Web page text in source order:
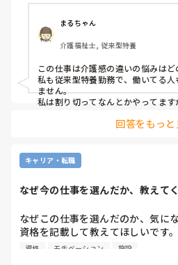
惧してます。夜間はただオムツ交
連れて行けばいい？寝るか寝ない
ので人員が少ないため入らせてい
であれば夜勤も外すが管理者がオ
出勤日は誰かがどうにかなってい
出勤するのが苦痛になります
まるちゃん
介護福祉士, 従来型特養
この仕事は介護感の違いの悩みはど
私も従来型特養勤務で、働いてる
ません。
私は割り切ってなんとかやってま
回答をもっと
キャリア・転職
なぜ今の仕事を選んだか、教えて
なぜこの仕事を選んだのか、気に
資格を記載して教えてほしいです。
資格 モチベーション 施設